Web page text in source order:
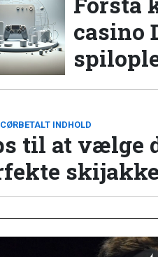
casino
INDHOLD
til at vælge